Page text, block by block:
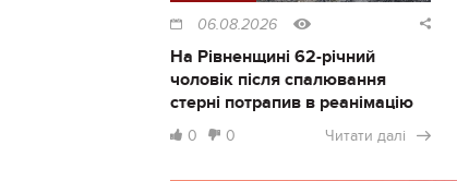
06.08.2026
На Рівненщині 62-річний
чоловік після спалювання
стерні потрапив в реанімацію
0 0 Читати далі